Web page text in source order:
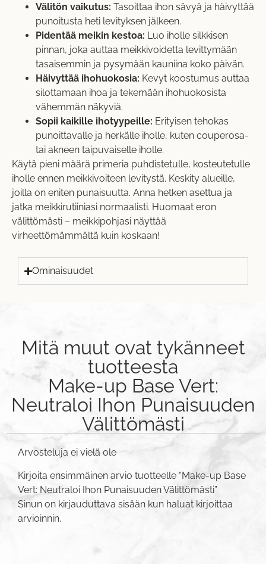
Välitön vaikutus: Tasoittaa ihon sävyä ja häivyttää
punoitusta heti levityksen jälkeen.
Pidentää meikin kestoa: Luo iholle silkkisen
pinnan, joka auttaa meikkivoidetta levittymään
tasaisemmin ja pysymään kauniina koko päivän.
Häivyttää ihohuokosia: Kevyt koostumus auttaa
silottamaan ihoa ja tekemään ihohuokosista
vähemmän näkyviä.
Sopii kaikille ihotyypeille: Erityisen tehokas
punoittavalle ja herkälle iholle, kuten couperosa-
tai akneen taipuvaiselle iholle.
Käytä pieni määrä primeria puhdistetulle, kosteutetulle
iholle ennen meikkivoiteen levitystä. Keskity alueille,
joilla on eniten punaisuutta. Anna hetken asettua ja
jatka meikkirutiiniasi normaalisti. Huomaat eron
välittömästi – meikkipohjasi näyttää
virheettömämmältä kuin koskaan!
Ominaisuudet
Mitä muut ovat tykänneet
tuotteesta
Make-up Base Vert:
Neutraloi Ihon Punaisuuden
Välittömästi
Arvosteluja ei vielä ole
Kirjoita ensimmäinen arvio tuotteelle “Make-up Base
Vert: Neutraloi Ihon Punaisuuden Välittömästi”
Sinun on kirjauduttava sisään kun haluat kirjoittaa
arvioinnin.